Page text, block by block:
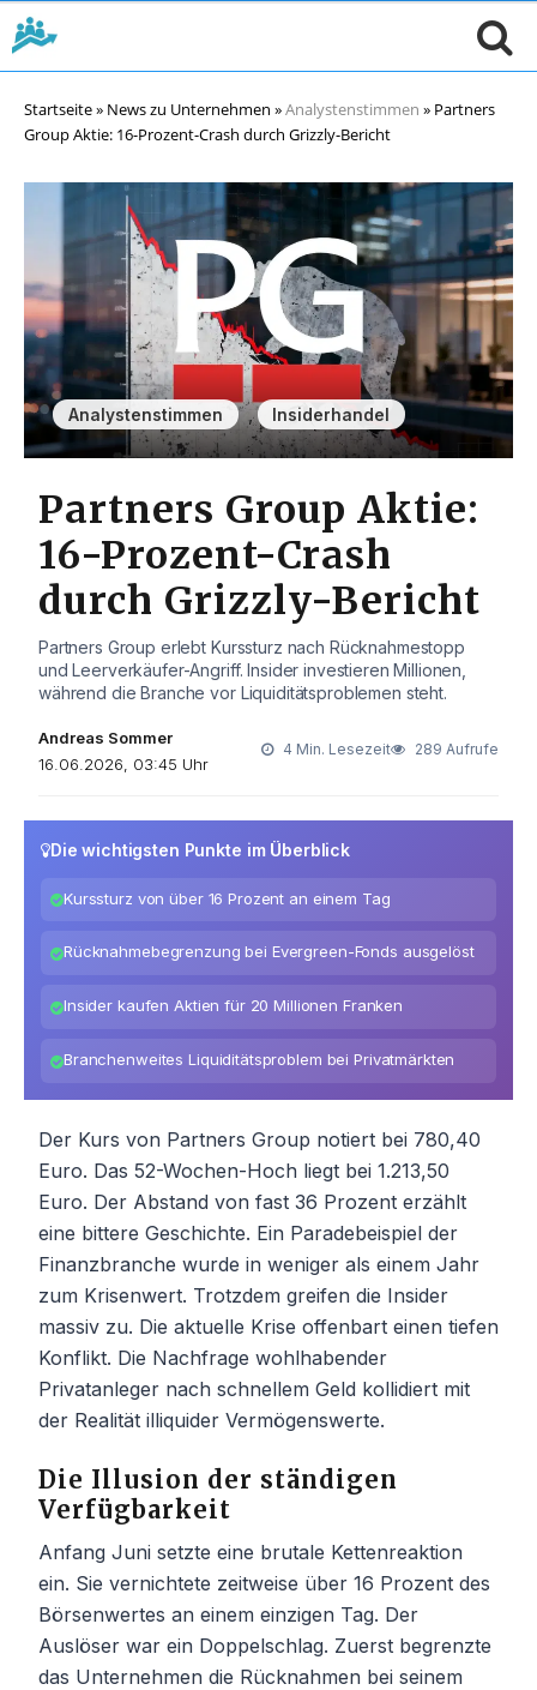
Startseite» News zu Unternehmen »Analystenstimmen » Partners
Group Aktie: 16-Prozent-Crash durch Grizzly-Bericht
Analystenstimmen , Insiderhandel
Partners Group Aktie:
16-Prozent-Crash
durch Grizzly-Bericht
Partners Group erlebt Kurssturz nach Rücknahmestopp
und Leerverkäufer-Angriff. Insider investieren Millionen,
während die Branche vor Liquiditätsproblemen steht.
Andreas Sommer
16.06.2026, 03:45 Uhr
4 Min. Lesezeit 289 Aufrufe
Die wichtigsten Punkte im Überblick
Kurssturz von über 16 Prozent an einem Tag
Rücknahmebegrenzung bei Evergreen-Fonds ausgelöst
Insider kaufen Aktien für 20 Millionen Franken
Branchenweites Liquiditätsproblem bei Privatmärkten
Der Kurs von Partners Group notiert bei 780,40
Euro. Das 52-Wochen-Hoch liegt bei 1.213,50
Euro. Der Abstand von fast 36 Prozent erzählt
eine bittere Geschichte. Ein Paradebeispiel der
Finanzbranche wurde in weniger als einem Jahr
zum Krisenwert. Trotzdem greifen die Insider
massiv zu. Die aktuelle Krise offenbart einen tiefen
Konflikt. Die Nachfrage wohlhabender
Privatanleger nach schnellem Geld kollidiert mit
der Realität illiquider Vermögenswerte.
Die Illusion der ständigen
Verfügbarkeit
Anfang Juni setzte eine brutale Kettenreaktion
ein. Sie vernichtete zeitweise über 16 Prozent des
Börsenwertes an einem einzigen Tag. Der
Auslöser war ein Doppelschlag. Zuerst begrenzte
das Unternehmen die Rücknahmen bei seinem